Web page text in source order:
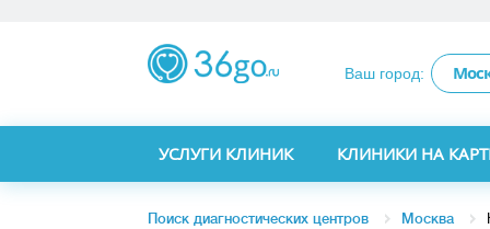
Ваш город:
УСЛУГИ КЛИНИК КЛИНИКИ НА
Поиск диагностических центров Москва